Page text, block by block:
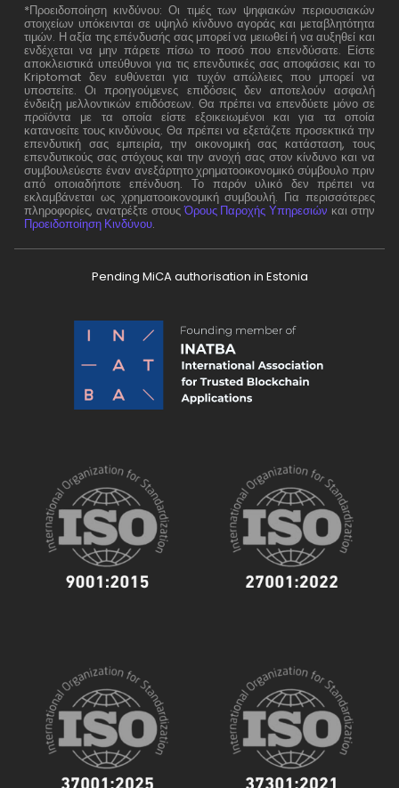
*Προειδοποίηση κινδύνου: Οι τιμές των ψηφιακών περιουσιακών
στοιχείων υπόκεινται σε υψηλό κίνδυνο αγοράς και μεταβλητότητα
τιμών. Η αξία της επένδυσής σας μπορεί να μειωθεί ή να αυξηθεί και
ενδέχεται να μην πάρετε πίσω το ποσό που επενδύσατε. Είστε
αποκλειστικά υπεύθυνοι για τις επενδυτικές σας αποφάσεις και το
Kriptomat δεν ευθύνεται για τυχόν απώλειες που μπορεί να
υποστείτε. Οι προηγούμενες επιδόσεις δεν αποτελούν ασφαλή
ένδειξη μελλοντικών επιδόσεων. Θα πρέπει να επενδύετε μόνο σε
προϊόντα με τα οποία είστε εξοικειωμένοι και για τα οποία
κατανοείτε τους κινδύνους. Θα πρέπει να εξετάζετε προσεκτικά την
επενδυτική σας εμπειρία, την οικονομική σας κατάσταση, τους
επενδυτικούς σας στόχους και την ανοχή σας στον κίνδυνο και να
συμβουλεύεστε έναν ανεξάρτητο χρηματοοικονομικό σύμβουλο πριν
από οποιαδήποτε επένδυση. Το παρόν υλικό δεν πρέπει να
εκλαμβάνεται ως χρηματοοικονομική συμβουλή. Για περισσότερες
πληροφορίες, ανατρέξτε στουςΌρους Παροχής Υπηρεσιών και στην
Προειδοποίηση Κινδύνου.
Pending MiCA authorisation in Estonia